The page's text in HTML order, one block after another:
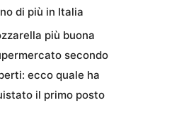
di più in Italia
più buona
secondo
ecco quale ha
il primo posto